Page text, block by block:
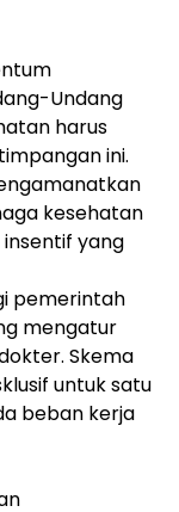
Undang
harus
ini.
kesehatan
yang
pemerintah
mengatur
Skema
untuk satu
beban kerja